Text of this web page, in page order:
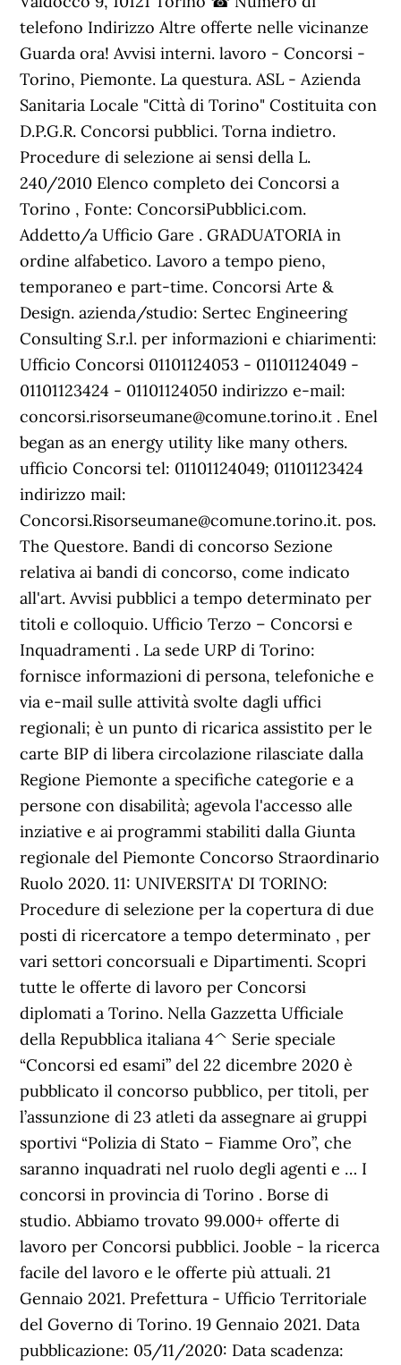
telefono Indirizzo Altre offerte nelle vicinanze
Guarda ora! Avvisi interni. lavoro - Concorsi -
Torino, Piemonte. La questura. ASL - Azienda
Sanitaria Locale "Città di Torino" Costituita con
D.P.G.R. Concorsi pubblici. Torna indietro.
Procedure di selezione ai sensi della L.
240/2010 Elenco completo dei Concorsi a
Torino , Fonte: ConcorsiPubblici.com.
Addetto/a Ufficio Gare . GRADUATORIA in
ordine alfabetico. Lavoro a tempo pieno,
temporaneo e part-time. Concorsi Arte &
Design. azienda/studio: Sertec Engineering
Consulting S.r.l. per informazioni e chiarimenti:
Ufficio Concorsi 01101124053 - 01101124049 -
01101123424 - 01101124050 indirizzo e-mail:
concorsi.risorseumane@comune.torino.it . Enel
began as an energy utility like many others.
ufficio Concorsi tel: 01101124049; 01101123424
indirizzo mail:
Concorsi.Risorseumane@comune.torino.it. pos.
The Questore. Bandi di concorso Sezione
relativa ai bandi di concorso, come indicato
all'art. Avvisi pubblici a tempo determinato per
titoli e colloquio. Ufficio Terzo – Concorsi e
Inquadramenti . La sede URP di Torino:
fornisce informazioni di persona, telefoniche e
via e-mail sulle attività svolte dagli uffici
regionali; è un punto di ricarica assistito per le
carte BIP di libera circolazione rilasciate dalla
Regione Piemonte a specifiche categorie e a
persone con disabilità; agevola l'accesso alle
inziative e ai programmi stabiliti dalla Giunta
regionale del Piemonte Concorso Straordinario
Ruolo 2020. 11: UNIVERSITA' DI TORINO:
Procedure di selezione per la copertura di due
posti di ricercatore a tempo determinato , per
vari settori concorsuali e Dipartimenti. Scopri
tutte le offerte di lavoro per Concorsi
diplomati a Torino. Nella Gazzetta Ufficiale
della Repubblica italiana 4^ Serie speciale
“Concorsi ed esami” del 22 dicembre 2020 è
pubblicato il concorso pubblico, per titoli, per
l’assunzione di 23 atleti da assegnare ai gruppi
sportivi “Polizia di Stato – Fiamme Oro”, che
saranno inquadrati nel ruolo degli agenti e … I
concorsi in provincia di Torino . Borse di
studio. Abbiamo trovato 99.000+ offerte di
lavoro per Concorsi pubblici. Jooble - la ricerca
facile del lavoro e le offerte più attuali. 21
Gennaio 2021. Prefettura - Ufficio Territoriale
del Governo di Torino. 19 Gennaio 2021. Data
pubblicazione: 05/11/2020: Data scadenza: